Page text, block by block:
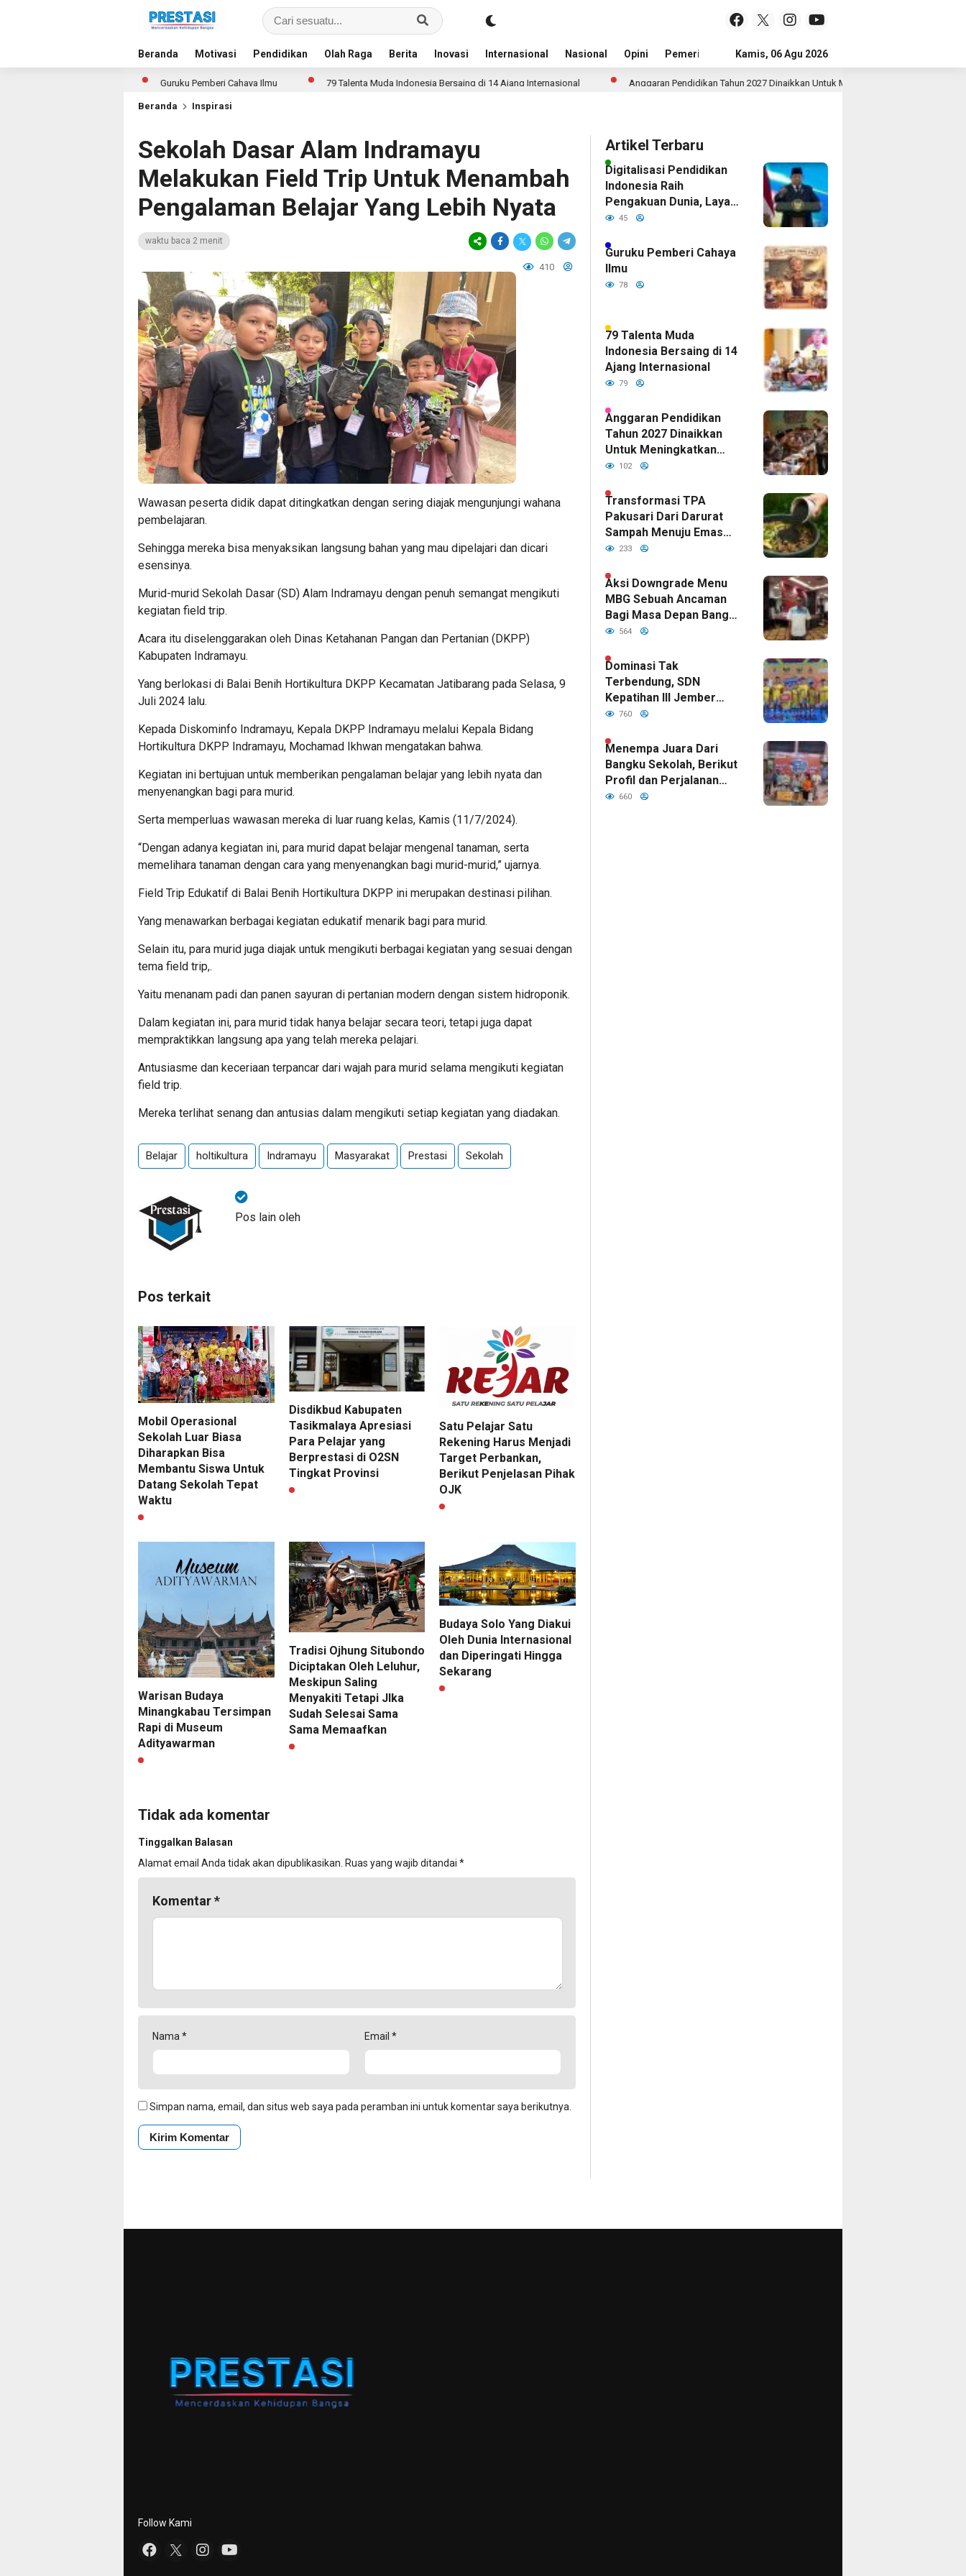
Beranda Motivasi Pendidikan Olah Raga Berita Inovasi Internasional Nasional Opini Pemerintah Sejarah Dan Budaya
Kamis, 06 Agu 2026
Guruku Pemberi Cahaya Ilmu 79 Talenta Muda Indonesia Bersaing di 14 Ajang Internasional Anggaran Pendidikan Tahun 2027 Dinaikkan Untuk Meningkatkan Kualitas Anak Bangsa, Sudah
Beranda Inspirasi
Sekolah Dasar Alam Indramayu
Melakukan Field Trip Untuk Menambah
Pengalaman Belajar Yang Lebih Nyata
waktu baca 2 menit
410
Wawasan peserta didik dapat ditingkatkan dengan sering diajak mengunjungi wahana
pembelajaran.
Sehingga mereka bisa menyaksikan langsung bahan yang mau dipelajari dan dicari
esensinya.
Murid-murid Sekolah Dasar (SD) Alam Indramayu dengan penuh semangat mengikuti
kegiatan field trip.
Acara itu diselenggarakan oleh Dinas Ketahanan Pangan dan Pertanian (DKPP)
Kabupaten Indramayu.
Yang berlokasi di Balai Benih Hortikultura DKPP Kecamatan Jatibarang pada Selasa, 9
Juli 2024 lalu.
Kepada Diskominfo Indramayu, Kepala DKPP Indramayu melalui Kepala Bidang
Hortikultura DKPP Indramayu, Mochamad Ikhwan mengatakan bahwa.
Kegiatan ini bertujuan untuk memberikan pengalaman belajar yang lebih nyata dan
menyenangkan bagi para murid.
Serta memperluas wawasan mereka di luar ruang kelas, Kamis (11/7/2024).
“Dengan adanya kegiatan ini, para murid dapat belajar mengenal tanaman, serta
memelihara tanaman dengan cara yang menyenangkan bagi murid-murid,” ujarnya.
Field Trip Edukatif di Balai Benih Hortikultura DKPP ini merupakan destinasi pilihan.
Yang menawarkan berbagai kegiatan edukatif menarik bagi para murid.
Selain itu, para murid juga diajak untuk mengikuti berbagai kegiatan yang sesuai dengan
tema field trip,.
Yaitu menanam padi dan panen sayuran di pertanian modern dengan sistem hidroponik.
Dalam kegiatan ini, para murid tidak hanya belajar secara teori, tetapi juga dapat
mempraktikkan langsung apa yang telah mereka pelajari.
Antusiasme dan keceriaan terpancar dari wajah para murid selama mengikuti kegiatan
field trip.
Mereka terlihat senang dan antusias dalam mengikuti setiap kegiatan yang diadakan.
Belajar holtikultura Indramayu Masyarakat Prestasi Sekolah
Pos lain oleh
Pos terkait
Mobil Operasional
Sekolah Luar Biasa
Diharapkan Bisa
Membantu Siswa Untuk
Datang Sekolah Tepat
Waktu
Disdikbud Kabupaten
Tasikmalaya Apresiasi
Para Pelajar yang
Berprestasi di O2SN
Tingkat Provinsi
Satu Pelajar Satu
Rekening Harus Menjadi
Target Perbankan,
Berikut Penjelasan Pihak
OJK
Warisan Budaya
Minangkabau Tersimpan
Rapi di Museum
Adityawarman
Tradisi Ojhung Situbondo
Diciptakan Oleh Leluhur,
Meskipun Saling
Menyakiti Tetapi JIka
Sudah Selesai Sama
Sama Memaafkan
Budaya Solo Yang Diakui
Oleh Dunia Internasional
dan Diperingati Hingga
Sekarang
Tidak ada komentar
Tinggalkan Balasan
Alamat email Anda tidak akan dipublikasikan. Ruas yang wajib ditandai *
Komentar*
Nama* Email *
Simpan nama, email, dan situs web saya pada peramban ini untuk komentar saya berikutnya.
Artikel Terbaru
Digitalisasi Pendidikan
Indonesia Raih
Pengakuan Dunia, Layar
Pintar Untuk Semua
45
Guruku Pemberi Cahaya
Ilmu
78
79 Talenta Muda
Indonesia Bersaing di 14
Ajang Internasional
79
Anggaran Pendidikan
Tahun 2027 Dinaikkan
Untuk Meningkatkan
Kualitas Anak Bangsa,
DPR RI
102
Transformasi TPA
Pakusari Dari Darurat
Sampah Menuju Emas
Hijau di Era
Fawait
233
Aksi Downgrade Menu
MBG Sebuah Ancaman
Bagi Masa Depan Bangsa
Indonesia
564
Dominasi Tak
Terbendung, SDN
Kepatihan III Jember
Pertahankan Gelar
760
Menempa Juara Dari
Bangku Sekolah, Berikut
Profil dan Perjalanan
Tim Basket SDN
660
Follow Kami